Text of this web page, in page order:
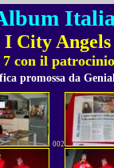
I City
con il
promossa da
002